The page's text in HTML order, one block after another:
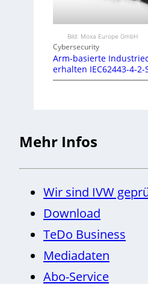
Bild: Moxa Europe GmbH
Cybersecurity
Arm-basierte
erhalten IEC62443-4-
Mehr Infos
Wir sind IVW
Download
TeDo Business
Mediadaten
Abo-Service